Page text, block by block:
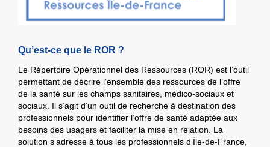
Qu’est-ce que le ROR ?
Le Répertoire Opérationnel des Ressources (ROR) est l’outil
permettant de décrire l’ensemble des ressources de l’offre
de la santé sur les champs sanitaires, médico-sociaux et
sociaux. Il s’agit d’un outil de recherche à destination des
professionnels pour identifier l’offre de santé adaptée aux
besoins des usagers et faciliter la mise en relation. La
solution s’adresse à tous les professionnels d’Île-de-France,